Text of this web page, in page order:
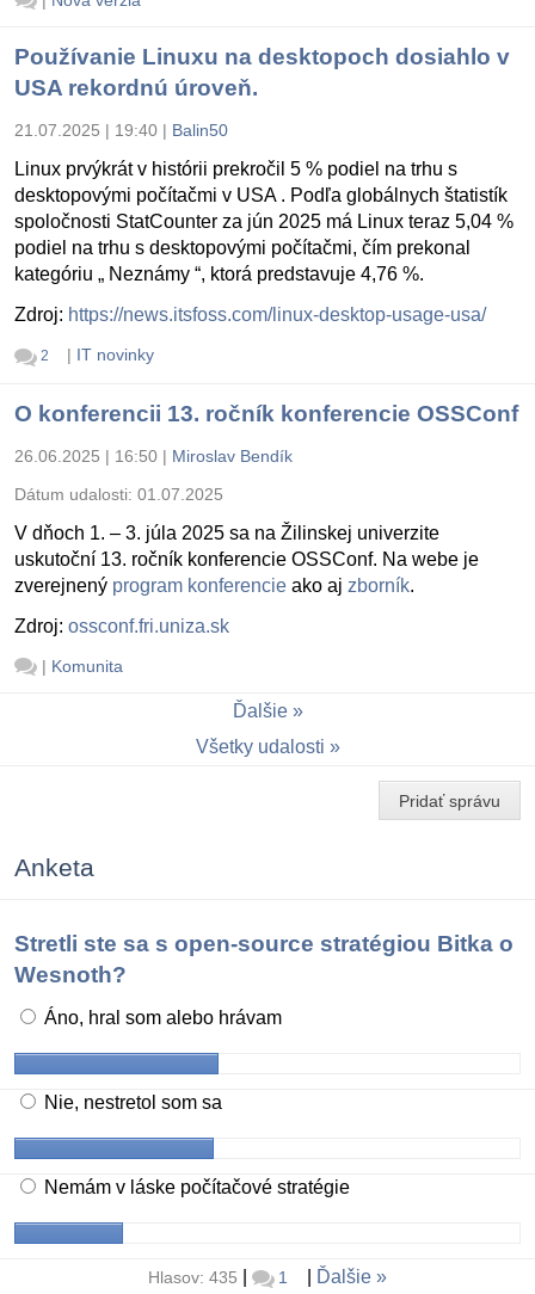
Používanie Linuxu na desktopoch dosiahlo v
USA rekordnú úroveň.
21.07.2025 | 19:40 | Balin50
Linux prvýkrát v histórii prekročil 5 % podiel na trhu s
desktopovými počítačmi v USA . Podľa globálnych štatistík
spoločnosti StatCounter za jún 2025 má Linux teraz 5,04 %
podiel na trhu s desktopovými počítačmi, čím prekonal
kategóriu „ Neznámy “, ktorá predstavuje 4,76 %.
Zdroj: https://news.itsfoss.com/linux-desktop-usage-usa/
2 | IT novinky
O konferencii 13. ročník konferencie OSSConf
26.06.2025 | 16:50 | Miroslav Bendík
Dátum udalosti: 01.07.2025
V dňoch 1. – 3. júla 2025 sa na Žilinskej univerzite
uskutoční 13. ročník konferencie OSSConf. Na webe je
zverejnený program konferencie ako aj zborník.
Zdroj: ossconf.fri.uniza.sk
| Komunita
Ďalšie
Všetky udalosti
Pridať správu
Anketa
Stretli ste sa s open-source stratégiou Bitka o
Wesnoth?
Áno, hral som alebo hrávam
Nie, nestretol som sa
Nemám v láske počítačové stratégie
Hlasov: 435 1 Ďalšie